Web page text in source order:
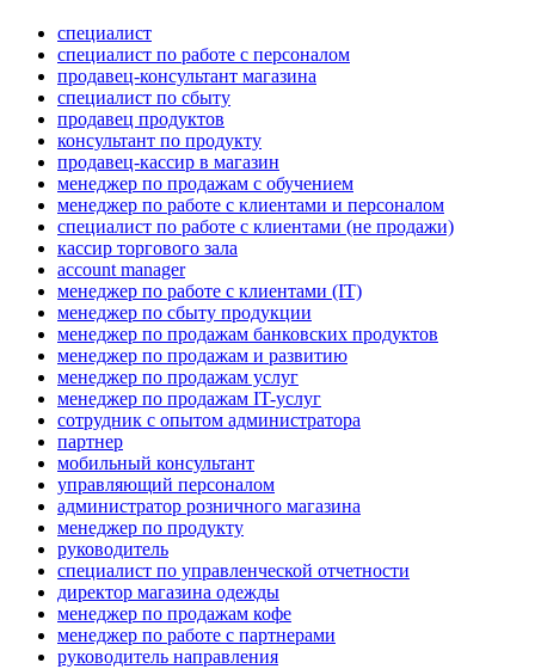
специалист
специалист по работе с персоналом
продавец-консультант магазина
специалист по сбыту
продавец продуктов
консультант по продукту
продавец-кассир в магазин
менеджер по продажам с обучением
менеджер по работе с клиентами и персоналом
специалист по работе с клиентами (не продажи)
кассир торгового зала
account manager
менеджер по работе с клиентами (IT)
менеджер по сбыту продукции
менеджер по продажам банковских продуктов
менеджер по продажам и развитию
менеджер по продажам услуг
менеджер по продажам IT-услуг
сотрудник с опытом администратора
партнер
мобильный консультант
управляющий персоналом
администратор розничного магазина
менеджер по продукту
руководитель
специалист по управленческой отчетности
директор магазина одежды
менеджер по продажам кофе
менеджер по работе с партнерами
руководитель направления